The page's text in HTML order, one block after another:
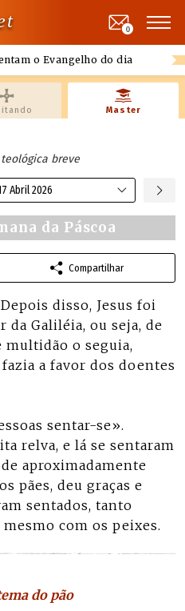
o Evangelho do dia
0
Master
breve
Abril 2026
da Páscoa
Compartilhar
Depois disso, Jesus foi
da Galiléia, ou seja, de
multidão o seguia,
a favor dos doentes
sentar-se».
relva, e lá se sentaram
aproximadamente
pães, deu graças e
sentados, tanto
com os peixes.
do pão